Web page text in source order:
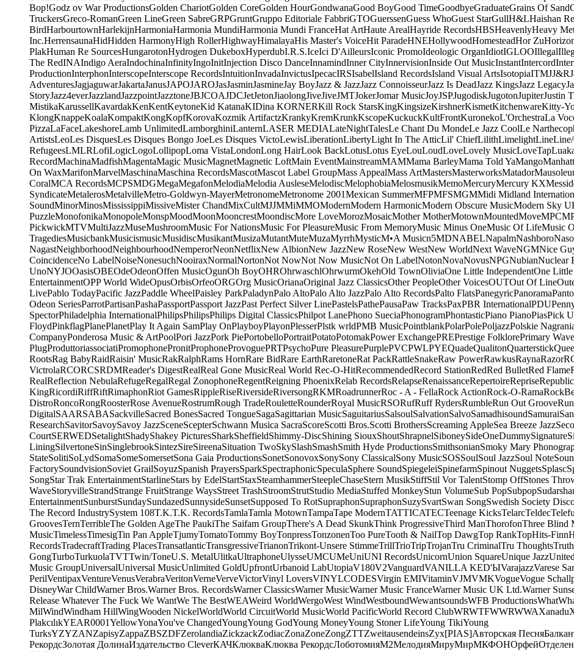
Bop!Godz ov War ProductionsGolden ChariotGolden CoreGolden HourGondwanaGood BoyGood TimeGoodbyeGraduateGrains Of Sand
TruckersGreco-RomanGreen LineGreen SabreGRPGruntGruppo Editoriale FabbriGTOGuerssenGuess WhoGuest StarGullH&LHaishan
BirdHarbourtownHarlekijnHarmoniaHarmonia MundiHarmonia Mundi FranceHat ArtHaute ArealHayride RecordsHBSHeavenlyHeavy
Inc.HerrensaunaHidHidden HarmonyHigh RollerHighwayHimalayaHis Master's VoiceHit ParadeHNEHollywoodHomesteadHor Zu
PlakHuman Re SourcesHungarotonHydrogen DukeboxHyperdubI.R.S.IceIci D'AilleursIconic PromoIdeologic OrganIdiotIGLOOIllegal
The RedINAIndigo AeraIndochinaInfinityIngoInitInjection Disco DanceInnamindInner CityInnervisionInside Out MusicInstantIntercord
ProductionInterphonInterscopeInterscope RecordsIntuitionInvadaInvictusIpecacIRSIsabelIsland RecordsIsland Visual ArtsIsotopiaITMJJ&R
AdventuresJagjaguwarJakartaJanusJAPOJAROJasJasminJasmineJay BoyJazz & JazzJazz ConnoisseurJazz Is DeadJazz KingsJazz Legacy
StoryJazz4everJazzlandJazzpointJazztoneJBJCOAJDCJetJetonJiaolongJiveJiveJMTJokerJomar MusicJoyJSPJugodiskJugotonJupiterJustin
MistikaKarussellKavardakKenKentKeytoneKid KatanaKIDina KORNERKill Rock StarsKingKingsizeKirshnerKismetKitchenwareKitty-
KlongKnappeKoalaKompaktKongKopfKorovaKozmik ArtifactzKrankyKremKrunkKscopeKuckuckKultFrontKuronekoL'OrchestraLa
PizzaLaFaceLakeshoreLamb UnlimitedLamborghiniLanternLASER MEDIALateNightTalesLe Chant Du MondeLe Jazz CoolLe
ArtistsLeoLes DisquesLes Disques Bongo JoeLes Disques VictoLewisLiberationLibertyLight In The AtticLil' ChiefLilithLimelightLine
RefugeesLMLRLofiLogicLogoLollipopLoma VistaLondonLong HairLook BackLotusLotus EyeLouLoudLoveLovely MusicLoveTap
RecordMachinaMadfishMagentaMagic MusicMagnetMagnetic LoftMain EventMainstreamMAMMama BarleyMama Told YaMango
On WaxMarifonMarvelMaschinaMaschina RecordsMascotMascot Label GroupMass AppealMass ArtMastersMasterworksMatador
CoralMCA RecordsMCPSMDGMegaMegafonMelodiaMelodia AusleseMelodiscMelophobiaMelosmusikMemoMercuryMercury KX
SyndicateMetalerosMetalvilleMetro-Goldwyn-MayerMetronomeMetronome 2001Mexican SummerMFPMFSMGMMidi Midland
SoundMinorMinosMississippiMissiveMister ChandMixCultMJJMMiMMOModernModern HarmonicModern Obscure MusicModern Sky
PuzzleMonofonikaMonopoleMonspMoodMoonMooncrestMoondiscMore LoveMorozMosaicMother MotherMotownMountedMoveMPC
PickwickMTVMultiJazzMuseMushroomMusic For NationsMusic For PleasureMusic From MemoryMusic Minus OneMusic Of LifeMusic
TragediesMusicbankMusicismusicMusidiscMusikantMusizaMutantMuteMuzaMyrrhMysticM•A Musicn5MDNABELNapalmNashboro
NagastNeighborhoodNeighbourhoodNemperorNeonNetflixNew AlbionNew JazzNew RoseNew WestNew WorldNext WaveNGMNice
CoincidenceNo LabelNoiseNonesuchNooiraxNormalNortonNot NowNot Now MusicNot On LabelNotonNovaNovusNPGNubianNuclear
UnoNYJOOasisOBEOdeOdeonOffen MusicOgunOh BoyOHROhrwaschlOhrwurmOkehOld TownOliviaOne Little IndependentOne
EntertainmentOPP World WideOpusOrbisOrfeoORGOrg MusicOrianaOriginal Jazz ClassicsOther PeopleOther VoicesOUTOut Of Line
LivePablo TodayPacific JazzPaddle WheelPaisley ParkPaladynPalo AltoPalo Alto JazzPalo Alto RecordsPalto FlatsPanegyricPanorama
Odeon SeriesParrotPartisanPashaPassportPassport JazzPast Perfect Silver LinePastelsPathePausaPaw TracksPaxPBR InternationalPDU
SpectorPhiladelphia InternationalPhilipsPhilipsPhilips Digital ClassicsPhilpot LanePhono SueciaPhonogramPhontasticPiano PianoPiasPick
FloydPinkflagPlanePlanetPlay It Again SamPlay OnPlayboyPlayonPlesserPlstk wrldPMB MusicPointblankPolarPolePoljazzPolskie
CompanyPonderosa Music & ArtPoolPori JazzPork PiePortobelloPortraitPotatoPotomakPower ExchangePREPrestige FolklorePrimary Wave
PlugProduttoriassociatiPromophonePronitProphoneProvoguePRTPsychoPure PleasurePurplePVCPWLPYEQuadeQualitonQuarterstick
RootsRag BabyRaidRaisin' MusicRakRalphRams HornRare BidRare EarthRaretoneRat PackRattleSnakeRaw PowerRawkusRaynaRazor
VictrolaRCORCSRDMReader's DigestRealReal Gone MusicReal World Rec-O-HitRecommendedRecord StationRedRed BulletRed Flame
RealReflection NebulaRefugeRegalRegal ZonophoneRegentReigning PhoenixRelab RecordsRelapseRenaissanceRepertoireRepriseRepublic
KingRicordiRiffRiftRimaphonRiot GamesRippleRiseRiversideRiversongRKMRoadrunnerRoc - A - FellaRock ActionRock-O-Rama
DistroRoncoRongRoosterRose AvenueRostrumRough TradeRouletteRounderRoyal MusicRSORufRuff RydersRumbleRun Out Groove
DigitalSAARSABASackvilleSacred BonesSacred TongueSagaSagittarian MusicSaguitariusSalsoulSalvationSalvoSamadhisoundSamurai
ResearchSavitorSavoySavoy JazzSceneScepterSchwann Musica SacraScoreScotti Bros.Scotti BrothersScreaming AppleSea Breeze Jazz
CourtSERWEDSetalightShadyShakey PicturesSharkSheffieldShimmy-DiscShining SiouxShoutShrapnelSiboneySideOneDummySignature
LiningSilvertoneSinSinglebrookSintezSireSireenaSituation TwoSkySlashSmashSmith Hyde ProductionsSmithsonianSmoky Mary
StateSolitiSoLydSomaSomeSomersetSona Gaia ProductionsSonetSonovoxSonySony ClassicalSony MusicSOSSoulSoul JazzSoul Note
FactorySoundvisionSoviet GrailSoyuzSpanish PrayersSparkSpectraphonicSpeculaSphere SoundSpiegeleiSpinefarmSpinout NuggetsSplasc
SongStar Trak EntertainmentStarlineStars by EdelStartStaxSteamhammerSteepleChaseStern MusikStiffStil Vor TalentStomp OffStones
WaveStoryvilleStrandStrange FruitStrange WaysStreet TrashStroomStrutStudio MediaStuffed MonkeyStun VolumeSub PopSubpop
EntertainmentSunburstSundaySundazedSunnysideSunsetSupposed To RotSupraphonSupraphonSuzySvartSwan SongSwedish Society
The Record IndustrySystem 108T.K.T.K. RecordsTamlaTamla MotownTampaTape ModernTATTICATECTeenage KicksTelarcTeldec
GroovesTernTerribleThe Golden AgeThe PaukiThe Saifam GroupThere's A Dead SkunkThink ProgressiveThird ManThorofonThree Blind
MusicTimelessTimesigTin Pan AppleTjumyTomatoTommy BoyTonpressTonzonenToo PureTooth & NailTop DawgTop RankTopHits-
RecordsTradecraftTrading PlacesTransatlanticTransgressiveTrianonTrikont-Unsere StimmeTrillTrioTripTrojanTru CriminalTru ThoughtsTruth
GongTurboTurkuolaTVTTwin/ToneU.S. MetalUlitkaUltraphoneUlysseUMCUMeUniUNI RecordsUnicornUnion SquareUnique JazzUnited
Music GroupUniversalUniversal MusicUnlimited GoldUpfrontUrbanoid LabUtopiaV180V2VanguardVANILLA KED'ЫVarajazzVarese
PerilVentipaxVentureVenusVerabraVeritonVerneVerveVictorVinyl LoversVINYLCODESVirgin EMIVitaminVJMVMKVogueVogue
DisneyWar ChildWarner Bros.Warner Bros. RecordsWarner ClassicsWarner MusicWarner Music FranceWarner Music UK Ltd.Warner
Release Whatever The Fuck We WantWe The BestWEAWeird WorldWergoWest WindWestboundWewantsoundsWFB ProductionsWhat
MilWindWindham HillWingWooden NickelWorldWorld CircuitWorld MusicWorld PacificWorld Record ClubWRWTFWWRWWAXanadu
PlakcılıkYEAR0001YellowYonaYou've ChangedYoungYoung GodYoung MoneyYoung Stoner LifeYoung TikiYoung
TurksYZYZANZapisyZappaZBSZDFZerolandiaZickzackZodiacZonaZoneZongZTTZweitausendeinsZyx[PIAS]Авторская Песня
РекордсЗолотая ДолинаИздательство CleverКАЧКлюкваКлюква РекордсЛоботомияМ2МелодияМируМирМКФОНОрфей